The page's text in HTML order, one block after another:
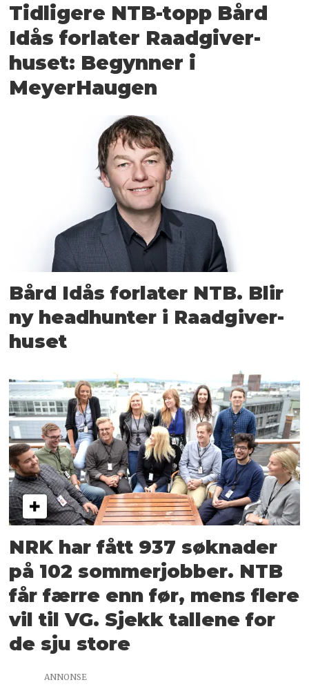
Tidligere NTB-topp Bård
Idås forlater Raadgiver­
huset: Begynner i
MeyerHaugen
Bård Idås forlater NTB. Blir
ny head­hunter i Raadgiver­
huset
NRK har fått 937 søknader
på 102 sommerjobber. NTB
får færre enn før, mens flere
vil til VG. Sjekk tallene for
de sju store
ANNONSE